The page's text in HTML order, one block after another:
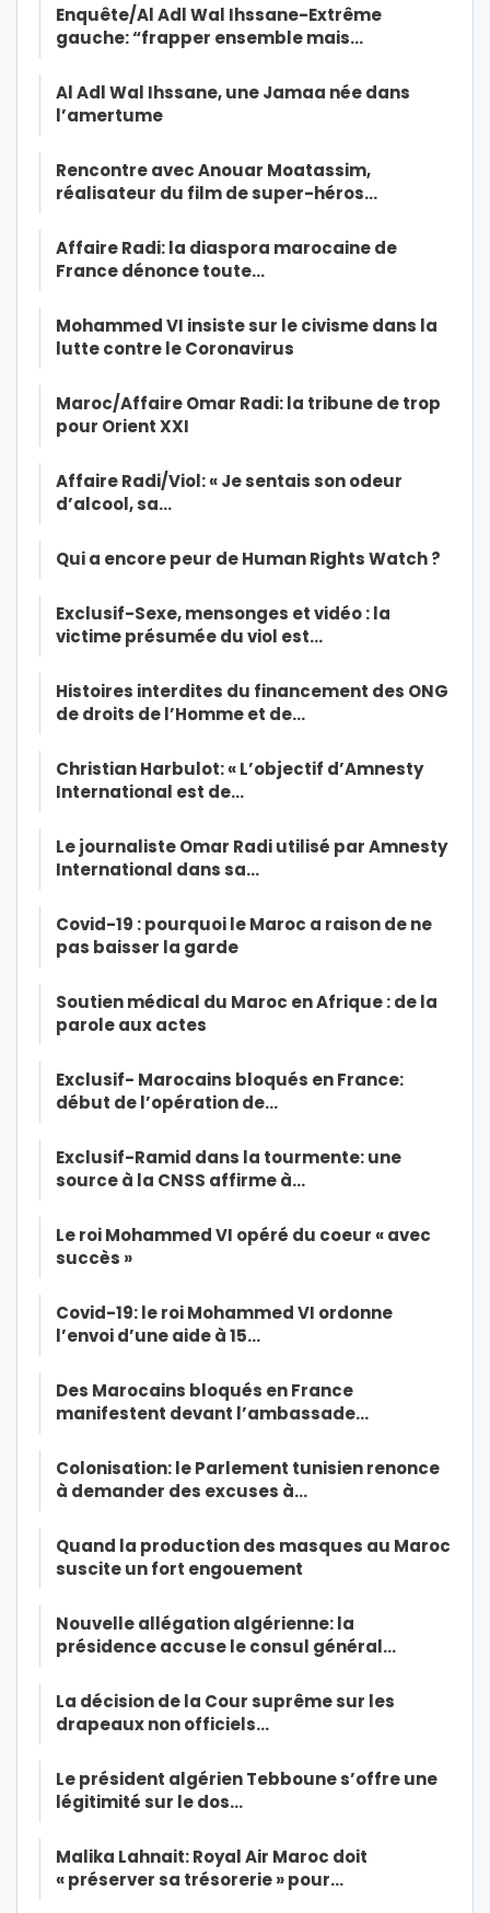
Enquête/Al Adl Wal Ihssane-Extrême
gauche: “frapper ensemble mais…
Al Adl Wal Ihssane, une Jamaa née dans
l’amertume
Rencontre avec Anouar Moatassim,
réalisateur du film de super-héros…
Affaire Radi: la diaspora marocaine de
France dénonce toute…
Mohammed VI insiste sur le civisme dans la
lutte contre le Coronavirus
Maroc/Affaire Omar Radi: la tribune de trop
pour Orient XXI
Affaire Radi/Viol: « Je sentais son odeur
d’alcool, sa…
Qui a encore peur de Human Rights Watch ?
Exclusif-Sexe, mensonges et vidéo : la
victime présumée du viol est…
Histoires interdites du financement des ONG
de droits de l’Homme et de…
Christian Harbulot: « L’objectif d’Amnesty
International est de…
Le journaliste Omar Radi utilisé par Amnesty
International dans sa…
Covid-19 : pourquoi le Maroc a raison de ne
pas baisser la garde
Soutien médical du Maroc en Afrique : de la
parole aux actes
Exclusif- Marocains bloqués en France:
début de l’opération de…
Exclusif-Ramid dans la tourmente: une
source à la CNSS affirme à…
Le roi Mohammed VI opéré du coeur « avec
succès »
Covid-19: le roi Mohammed VI ordonne
l’envoi d’une aide à 15…
Des Marocains bloqués en France
manifestent devant l’ambassade…
Colonisation: le Parlement tunisien renonce
à demander des excuses à…
Quand la production des masques au Maroc
suscite un fort engouement
Nouvelle allégation algérienne: la
présidence accuse le consul général…
La décision de la Cour suprême sur les
drapeaux non officiels…
Le président algérien Tebboune s’offre une
légitimité sur le dos…
Malika Lahnait: Royal Air Maroc doit
« préserver sa trésorerie » pour…